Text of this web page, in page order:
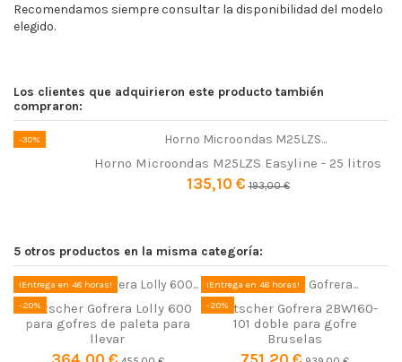
Recomendamos siempre consultar la disponibilidad del modelo
elegido.
Dimensiones (ancho x fondo x
alto) cm
30 x 38 x 27 cm
Rango temperatura trabajo
(°C)
50 - 300 °C
10 x 16,5 cm
Rectangular
Los clientes que adquirieron este producto también
compraron:
-30%
Horno Microondas M25LZS Easyline - 25 litros
135,10 € 193,00 €
356,00 €
230 mm
162,53 € 270,89 €
1.797,00 €
144d. 17:24:13
5 otros productos en la misma categoría:
¡Entrega en 48 horas!
-20%
Bartscher Gofrera Lolly 600
para gofres de paleta para
llevar
¡Entrega en 48 horas!
-20%
Bartscher Gofrera 2BW160-
101 doble para gofre
Bruselas